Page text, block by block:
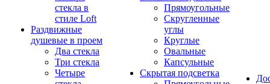
стекла в
стиле Loft
Раздвижные
душевые в проем
Два стекла
Три стекла
Четыре
Прямоугольные
Скругленные
углы
Круглые
Овальные
Капсульные
Скрытая подсветка